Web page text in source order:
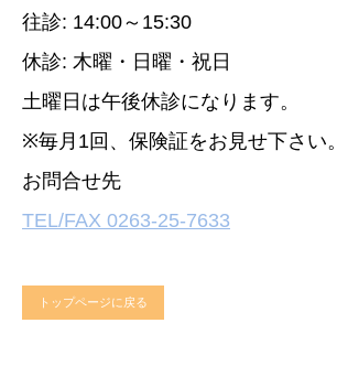
往診: 14:00～15:30
休診: 木曜・日曜・祝日
土曜日は午後休診になります。
※毎月1回、保険証をお見せ下さい。
お問合せ先
TEL/FAX 0263-25-7633
トップページに戻る